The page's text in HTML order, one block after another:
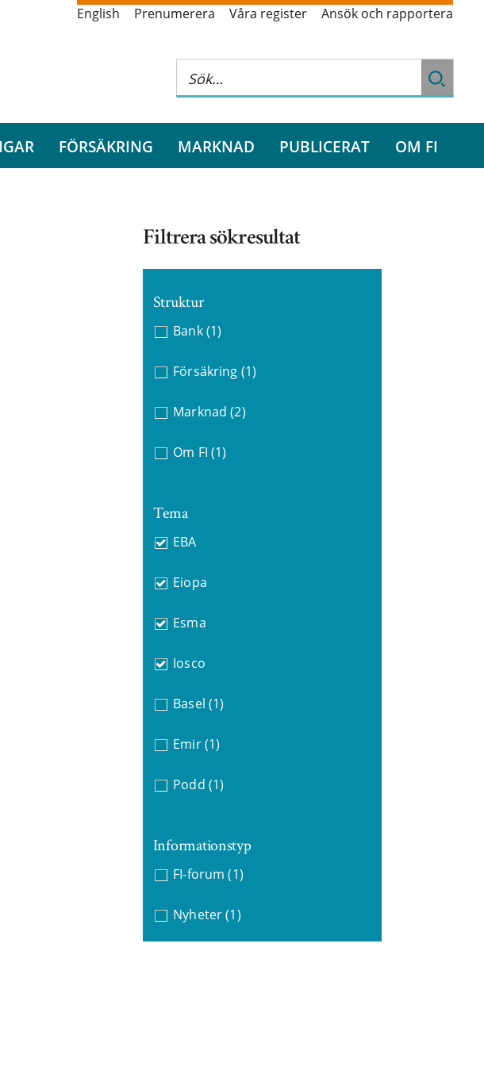
English Prenumerera Våra register Ansök och rapportera
FÖRSÄKRING MARKNAD PUBLICERAT OM FI
Filtrera sökresultat
Struktur
Bank (1)
Försäkring (1)
Marknad (2)
Om FI (1)
Tema
EBA
Eiopa
Esma
Iosco
Basel (1)
Emir (1)
Podd (1)
Informationstyp
FI-forum (1)
Nyheter (1)